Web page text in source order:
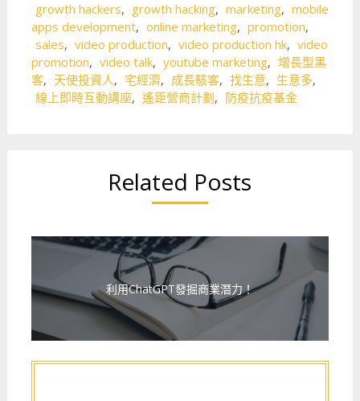
growth hackers, growth hacking, marketing, mobile
apps development, online marketing, promotion,
sales, video production, video production hk, video
promotion, video talk, youtube marketing, 增長型黑
客, 天使投資人, 宅經濟, 成長駭客, 找生意, 生意多,
線上即時互動講座, 遙距營商計劃, 防疫抗疫基金
Related Posts
利用ChatGPT發掘商業潛力！